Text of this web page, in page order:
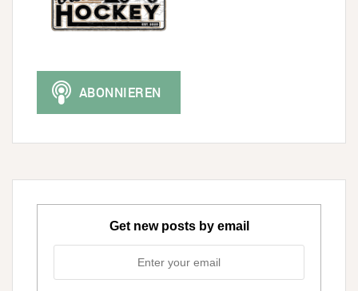
Get new posts by email